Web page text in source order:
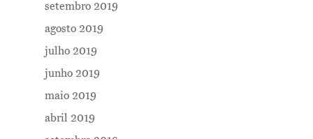
setembro 2019
agosto 2019
julho 2019
junho 2019
maio 2019
abril 2019